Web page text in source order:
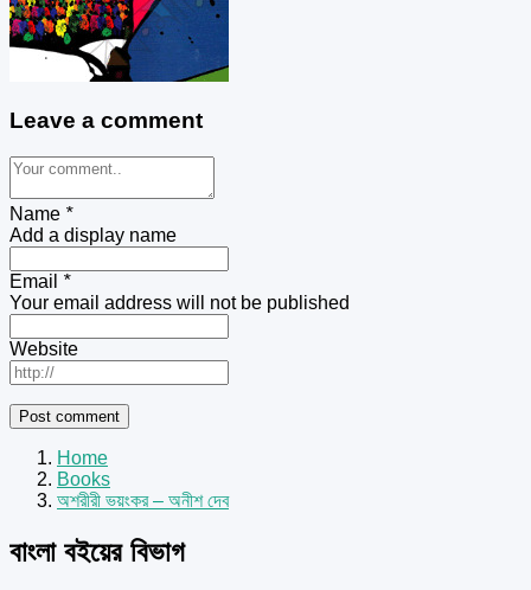
Leave a comment
Name *
Add a display name
Email *
Your email address will not be published
Website
Home
Books
অশরীরী ভয়ংকর – অনীশ দেব
বাংলা বইয়ের বিভাগ